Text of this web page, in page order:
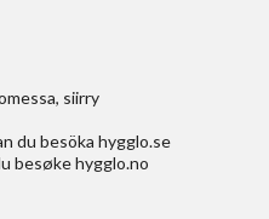
, siirry
du besöka hygglo.se
besøke hygglo.no